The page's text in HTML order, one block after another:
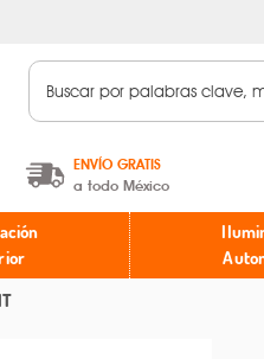
ENVÍO GRATIS
a todo México
A partir de $599 MXN.
* Aplican restricciones